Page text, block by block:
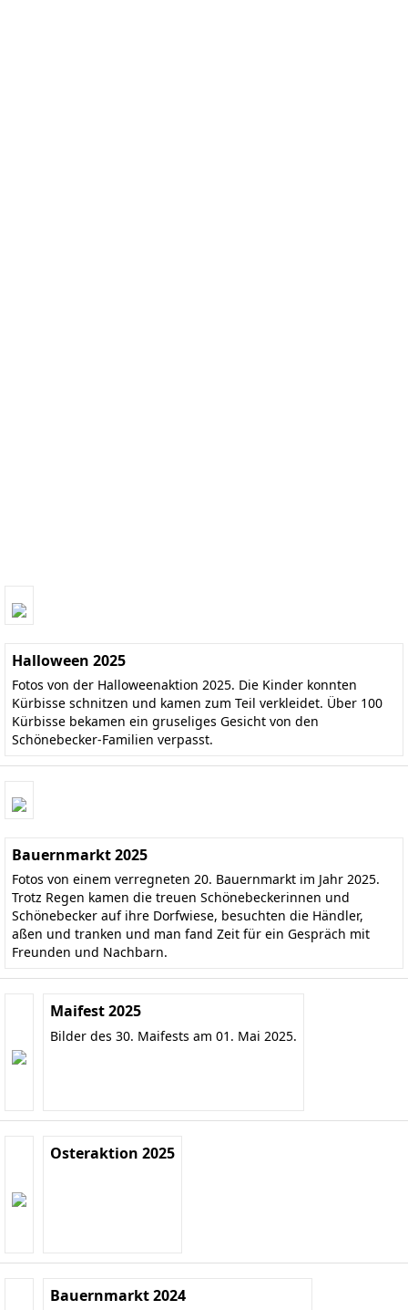
Halloween 2025
Fotos von der Halloweenaktion 2025. Die Kinder konnten
Kürbisse schnitzen und kamen zum Teil verkleidet. Über 100
Kürbisse bekamen ein gruseliges Gesicht von den
Schönebecker-Familien verpasst.
Bauernmarkt 2025
Fotos von einem verregneten 20. Bauernmarkt im Jahr 2025.
Trotz Regen kamen die treuen Schönebeckerinnen und
Schönebecker auf ihre Dorfwiese, besuchten die Händler,
aßen und tranken und man fand Zeit für ein Gespräch mit
Freunden und Nachbarn.
Maifest 2025
Bilder des 30. Maifests am 01. Mai 2025.
Osteraktion 2025
Bauernmarkt 2024